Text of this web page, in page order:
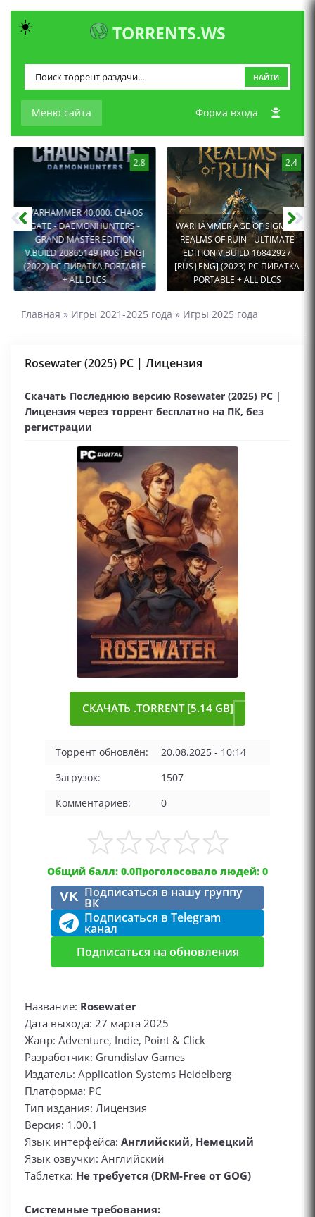
TORRENTS.WS
Меню сайта
НАЙТИ
Форма входа
2.8
WARHAMMER 40,000: CHAOS
GATE - DAEMONHUNTERS -
GRAND MASTER EDITION
V.BUILD 20865149 [RUS|ENG]
(2022) PC ПИРАТКА PORTABLE
+ ALL DLCS
2.4
WARHAMMER AGE OF SIGMAR:
REALMS OF RUIN - ULTIMATE
EDITION V.BUILD 16842927
[RUS|ENG] (2023) PC ПИРАТКА
PORTABLE + ALL DLCS
Главная » Игры 2021-2025 года » Игры 2025 года
Rosewater (2025) PC | Лицензия
Скачать Последнюю версию Rosewater (2025) PC |
Лицензия через торрент бесплатно на ПК, без
регистрации
СКАЧАТЬ .TORRENT [5.14 GB]
Торрент обновлён:
20.08.2025 - 10:14
Загрузок:
1507
Комментариев:
0
Общий балл: 0.0Проголосовало людей: 0
VK Подписаться в нашу группу
ВК
Подписаться в Telegram
канал
Подписаться на обновления
Название: Rosewater
Дата выхода: 27 марта 2025
Жанр: Adventure, Indie, Point & Click
Разработчик: Grundislav Games
Издатель: Application Systems Heidelberg
Платформа: PC
Тип издания: Лицензия
Версия: 1.00.1
Язык интерфейса: Английский, Немецкий
Язык озвучки: Английский
Таблетка: Не требуется (DRM-Free от GOG)
Системные требования:
☀️